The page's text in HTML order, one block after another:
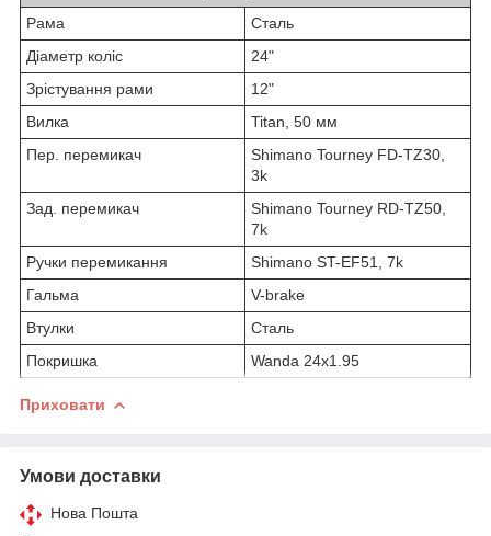
Рама
Сталь
Діаметр коліс
24"
Зрістування рами
12"
Вилка
Titan, 50 мм
Пер. перемикач
Shimano Tourney FD-TZ30,
3k
Зад. перемикач
Shimano Tourney RD-TZ50,
7k
Ручки перемикання
Shimano ST-EF51, 7k
Гальма
V-brake
Втулки
Сталь
Покришка
Wanda 24x1.95
Приховати
Умови доставки
Нова Пошта